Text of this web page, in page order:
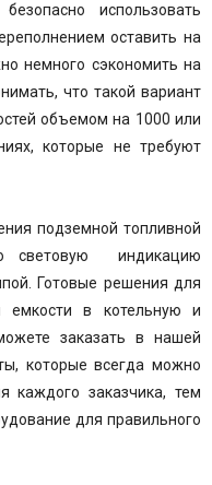
использовать
оставить на
немного сэкономить на
что такой вариант
объемом на 1000 или
которые не требуют
подземной топливной
световую индикацию
Готовые решения для
емкости в котельную и
заказать в нашей
которые всегда можно
каждого заказчика, тем
для правильного